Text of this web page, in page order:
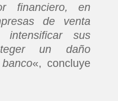
financiero, en
de venta
intensificar sus
un daño
«, concluye